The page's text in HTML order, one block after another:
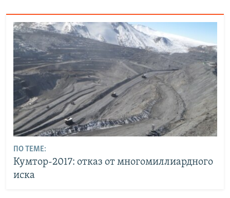
ПО ТЕМЕ:
Кумтор-2017: отказ от многомиллиардного
иска